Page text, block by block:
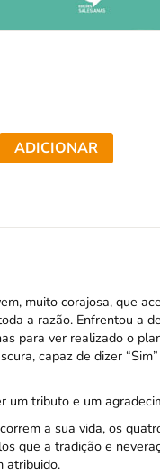
ADICIONAR
muito corajosa, que
a razão. Enfrentou a
para ver realizado o
capaz de dizer
um tributo e um
a sua vida, os
que a tradição e
atribuido.